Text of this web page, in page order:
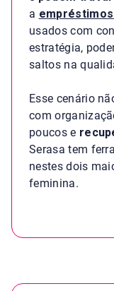
a
usados com
estratégia,
saltos na
Esse cenário
com
poucos e
Serasa tem
nestes dois
feminina.